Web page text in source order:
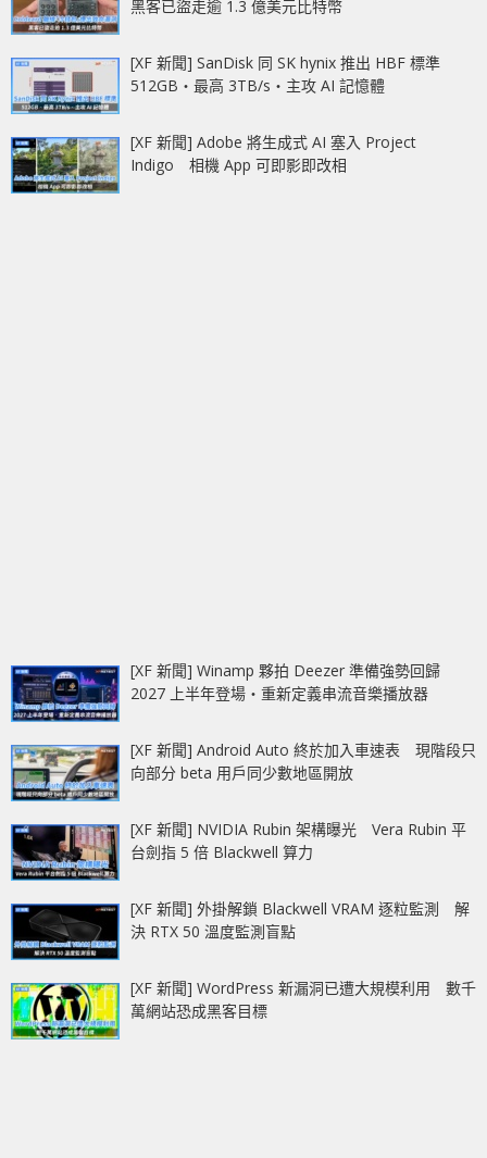
黑客已盜走逾 1.3 億美元比特幣
[XF 新聞] SanDisk 同 SK hynix 推出 HBF 標準
512GB‧最高 3TB/s‧主攻 AI 記憶體
[XF 新聞] Adobe 將生成式 AI 塞入 Project
Indigo 相機 App 可即影即改相
[XF 新聞] Winamp 夥拍 Deezer 準備強勢回歸
2027 上半年登場‧重新定義串流音樂播放器
[XF 新聞] Android Auto 終於加入車速表 現階段只
向部分 beta 用戶同少數地區開放
[XF 新聞] NVIDIA Rubin 架構曝光 Vera Rubin 平
台劍指 5 倍 Blackwell 算力
[XF 新聞] 外掛解鎖 Blackwell VRAM 逐粒監測 解
決 RTX 50 溫度監測盲點
[XF 新聞] WordPress 新漏洞已遭大規模利用 數千
萬網站恐成黑客目標